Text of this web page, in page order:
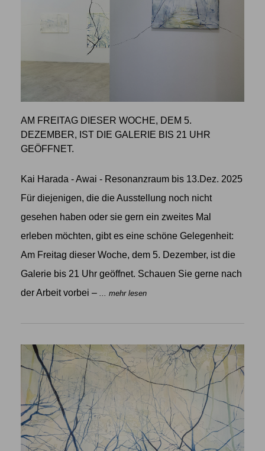
AM FREITAG DIESER WOCHE, DEM 5.
DEZEMBER, IST DIE GALERIE BIS 21 UHR
GEÖFFNET.
Kai Harada - Awai - Resonanzraum bis 13.Dez. 2025
Für diejenigen, die die Ausstellung noch nicht
gesehen haben oder sie gern ein zweites Mal
erleben möchten, gibt es eine schöne Gelegenheit:
Am Freitag dieser Woche, dem 5. Dezember, ist die
Galerie bis 21 Uhr geöffnet. Schauen Sie gerne nach
der Arbeit vorbei – ... mehr lesen